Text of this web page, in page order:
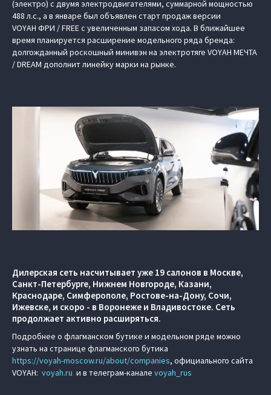
(электро) c двумя электродвигателями, суммарной мощностью
488 л.с., а в январе был объявлен старт продаж версии
VOYAH ФРИ / FREE с увеличенным запасом хода. В ближайшее
время планируется расширение модельного ряда бренда:
долгожданный роскошный минивэн на электротяге VOYAH МЕЧТА
/ DREAM дополнит линейку марки на рынке.
Дилерская сеть насчитывает уже 19 салонов в Москве,
Санкт-Петербурге, Нижнем Новгороде, Казани,
Краснодаре, Симферополе, Ростове-на-Дону, Сочи,
Ижевске, и скоро - в Воронеже и Владивостоке. Сеть
продолжает активно расширяться.
Подробнее о флагманском бутике и модельном ряде можно
узнать на странице флагманского бутика
https://voyah-moscow.ru/about/companies, официального сайта
VOYAH: voyah.ru и в телеграм-канале voyah_rus